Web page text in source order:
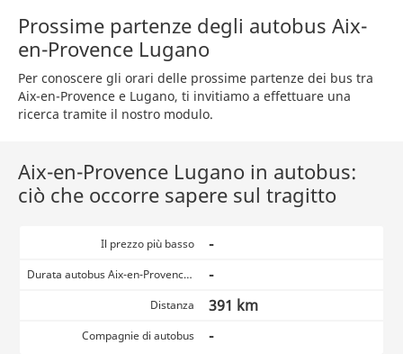
Prossime partenze degli autobus Aix-
en-Provence Lugano
Per conoscere gli orari delle prossime partenze dei bus tra
Aix-en-Provence e Lugano, ti invitiamo a effettuare una
ricerca tramite il nostro modulo.
Aix-en-Provence Lugano in autobus:
ciò che occorre sapere sul tragitto
Il prezzo più basso -
Durata autobus Aix-en-Provence Lugano -
Distanza 391 km
Compagnie di autobus -